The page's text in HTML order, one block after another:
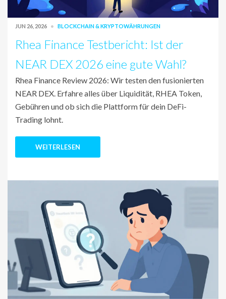
JUN 26, 2026 BLOCKCHAIN & KRYPTOWÄHRUNGEN
Rhea Finance Testbericht: Ist der
NEAR DEX 2026 eine gute Wahl?
Rhea Finance Review 2026: Wir testen den fusionierten
NEAR DEX. Erfahre alles über Liquidität, RHEA Token,
Gebühren und ob sich die Plattform für dein DeFi-
Trading lohnt.
WEITERLESEN